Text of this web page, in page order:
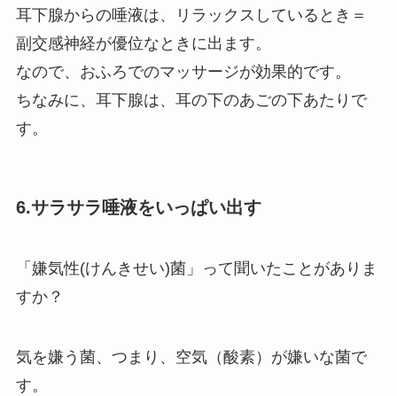
耳下腺からの唾液は、リラックスしているとき＝
副交感神経が優位なときに出ます。
なので、おふろでのマッサージが効果的です。
ちなみに、耳下腺は、耳の下のあごの下あたりで
す。
6.サラサラ唾液をいっぱい出す
「嫌気性(けんきせい)菌」って聞いたことがありま
すか？
気を嫌う菌、つまり、空気（酸素）が嫌いな菌で
す。